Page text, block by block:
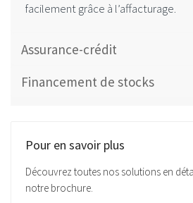
facilement grâce à l’affacturage.
Assurance-crédit
Financement de stocks
Pour en savoir plus
Découvrez toutes nos solutions en
notre brochure.